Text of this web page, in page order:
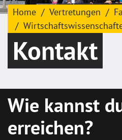
Home Vertretungen
Kontakt
Wie kannst
erreichen?